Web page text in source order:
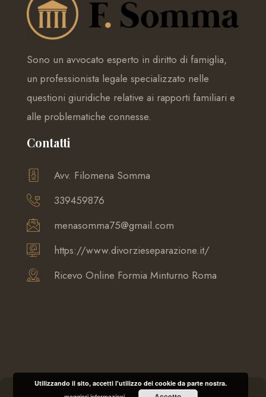
Sono un avvocato esperto in diritto di famiglia,
un professionista legale specializzato nelle
questioni giuridiche relative ai rapporti familiari e
alle problematiche connesse.
Contatti
Avv. Filomena Somma
339459876
menasomma75@gmail.com
https://www.divorzieseparazione.it/
Ricevo Online Formia Minturno Roma
Utilizzando il sito, accetti l'utilizzo dei cookie da parte nostra.